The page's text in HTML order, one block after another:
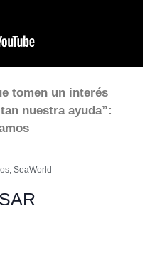
tomen un interés
nuestra ayuda”:
, SeaWorld